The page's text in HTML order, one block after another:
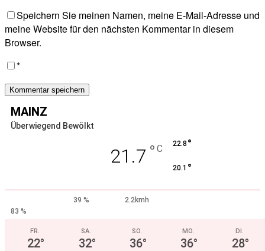
Speichern Sie meinen Namen, meine E-Mail-Adresse und
meine Website für den nächsten Kommentar in diesem
Browser.
*
MAINZ
Überwiegend Bewölkt
21.7 ° C 22.8 °
20.1 °
39 %
2.2kmh
83 %
FR.
22°
SA.
32°
SO.
36°
MO.
36°
DI.
28°